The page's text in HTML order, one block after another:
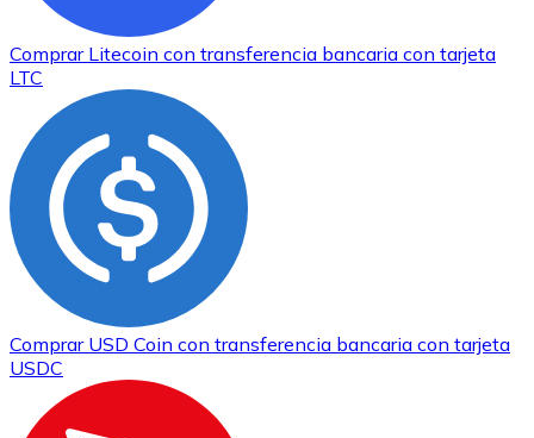
Comprar Litecoin con transferencia bancaria con tarjeta
LTC
Comprar USD Coin con transferencia bancaria con tarjeta
USDC